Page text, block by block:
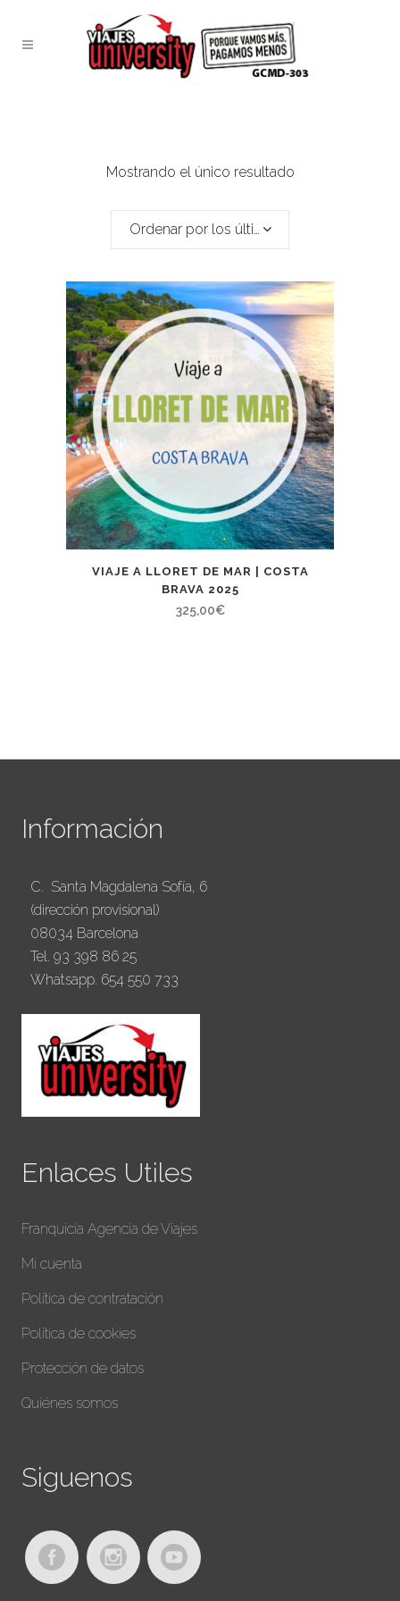
Mostrando el único resultado
Ordenar por los últimos
VIAJE A LLORET DE MAR | COSTA
BRAVA 2025
325,00€
Información
C. Santa Magdalena Sofía, 6
(dirección provisional)
08034 Barcelona
Tel. 93 398 86 25
Whatsapp. 654 550 733
Enlaces Utiles
Franquicia Agencia de Viajes
Mi cuenta
Política de contratación
Política de cookies
Protección de datos
Quiénes somos
Siguenos